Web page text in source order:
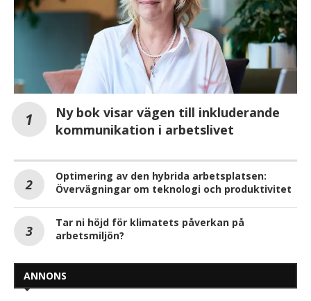
Ny bok visar vägen till inkluderande
kommunikation i arbetslivet
Optimering av den hybrida arbetsplatsen:
Övervägningar om teknologi och produktivitet
Tar ni höjd för klimatets påverkan på
arbetsmiljön?
ANNONS